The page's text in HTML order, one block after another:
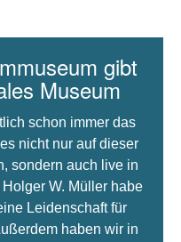
gibt
Museum
schon immer das
nicht nur auf dieser
sondern auch live in
W. Müller habe
Leidenschaft für
haben wir in